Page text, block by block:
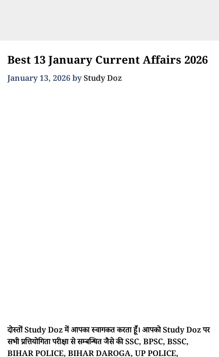
Best 13 January Current Affairs 2026
January 13, 2026byStudy Doz
दोस्तों Study Doz में आपका स्वागकत करता हूँ। आपको Study Doz पर
सभी प्रत्तियोगिता परीक्षा से सम्बन्धित जैसे की SSC, BPSC, BSSC,